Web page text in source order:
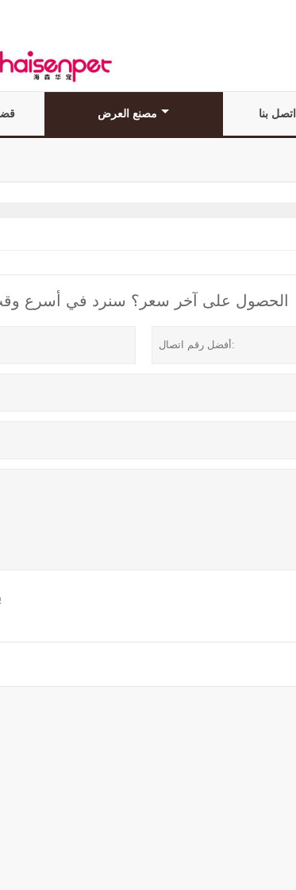
مصنع العرض اتصل بنا
الحصول على آخر سعر؟ سنرد في أسرع وقت